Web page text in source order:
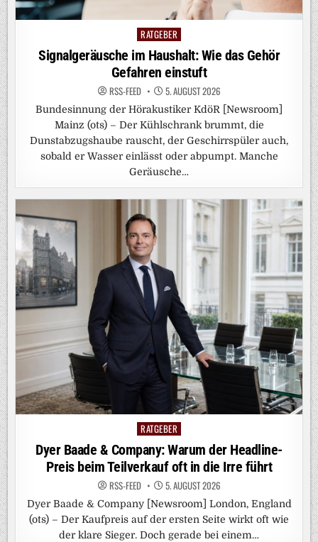
Posted
RATGEBER
Signalgeräusche im Haushalt: Wie das Gehör
Gefahren einstuft
RSS-FEED 5. AUGUST 2026
Bundesinnung der Hörakustiker KdöR [Newsroom]
Mainz (ots) – Der Kühlschrank brummt, die
Dunstabzugshaube rauscht, der Geschirrspüler auch,
sobald er Wasser einlässt oder abpumpt. Manche
Geräusche…
Posted
RATGEBER
Dyer Baade & Company: Warum der Headline-
Preis beim Teilverkauf oft in die Irre führt
RSS-FEED 5. AUGUST 2026
Dyer Baade & Company [Newsroom] London, England
(ots) – Der Kaufpreis auf der ersten Seite wirkt oft wie
der klare Sieger. Doch gerade bei einem…